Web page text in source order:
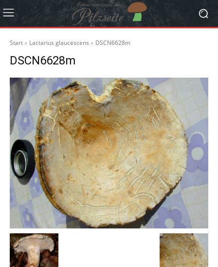
Start Lactarius glaucescens DSCN6628m
DSCN6628m